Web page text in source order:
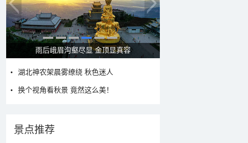
秋意浓 蓝天映衬下的哈尔滨伏尔加庄园
湖北神农架晨雾缭绕 秋色迷人
换个视角看秋景 竟然这么美！
景点推荐